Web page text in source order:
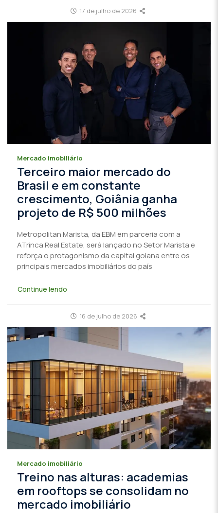
17 de julho de 2026
Mercado imobiliário
Terceiro maior mercado do
Brasil e em constante
crescimento, Goiânia ganha
projeto de R$ 500 milhões
Metropolitan Marista, da EBM em parceria com a
ATrinca Real Estate, será lançado no Setor Marista e
reforça o protagonismo da capital goiana entre os
principais mercados imobiliários do país
Continue lendo
16 de julho de 2026
Mercado imobiliário
Treino nas alturas: academias
em rooftops se consolidam no
mercado imobiliário